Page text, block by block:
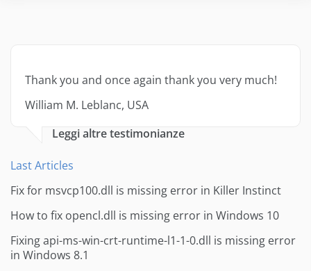
Thank you and once again thank you very much!
William M. Leblanc, USA
Leggi altre testimonianze
Last Articles
Fix for msvcp100.dll is missing error in Killer Instinct
How to fix opencl.dll is missing error in Windows 10
Fixing api-ms-win-crt-runtime-l1-1-0.dll is missing error
in Windows 8.1